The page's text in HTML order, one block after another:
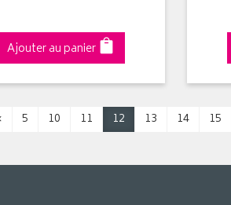
Ajouter au panier
5 10 11 12 13 14 15